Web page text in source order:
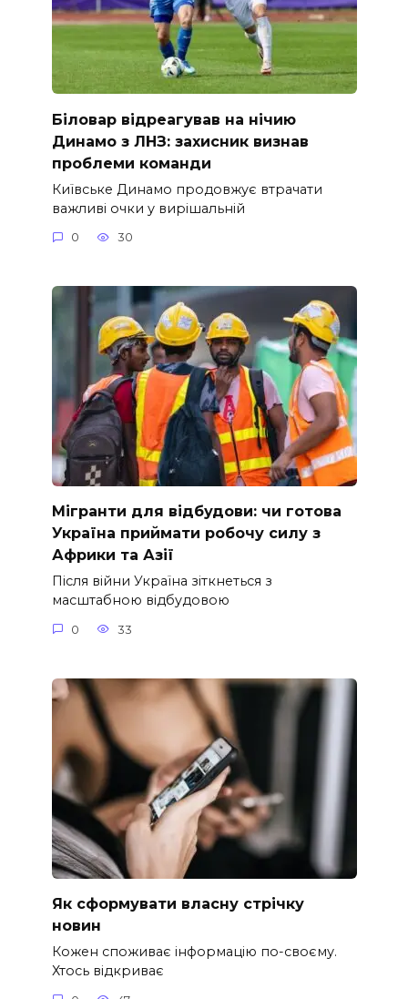
Біловар відреагував на нічию
Динамо з ЛНЗ: захисник визнав
проблеми команди
Київське Динамо продовжує втрачати
важливі очки у вирішальній
0 30
Мігранти для відбудови: чи готова
Україна приймати робочу силу з
Африки та Азії
Після війни Україна зіткнеться з
масштабною відбудовою
0 33
Як сформувати власну стрічку
новин
Кожен споживає інформацію по-своєму.
Хтось відкриває